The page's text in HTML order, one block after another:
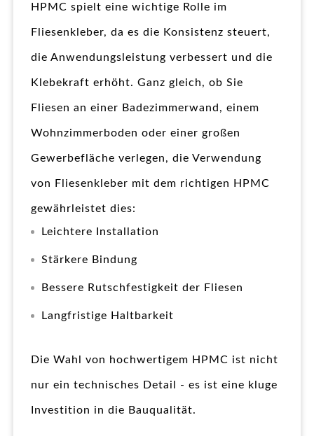
HPMC spielt eine wichtige Rolle im
Fliesenkleber, da es die Konsistenz steuert,
die Anwendungsleistung verbessert und die
Klebekraft erhöht. Ganz gleich, ob Sie
Fliesen an einer Badezimmerwand, einem
Wohnzimmerboden oder einer großen
Gewerbefläche verlegen, die Verwendung
von Fliesenkleber mit dem richtigen HPMC
gewährleistet dies:
Leichtere Installation
Stärkere Bindung
Bessere Rutschfestigkeit der Fliesen
Langfristige Haltbarkeit
Die Wahl von hochwertigem HPMC ist nicht
nur ein technisches Detail - es ist eine kluge
Investition in die Bauqualität.